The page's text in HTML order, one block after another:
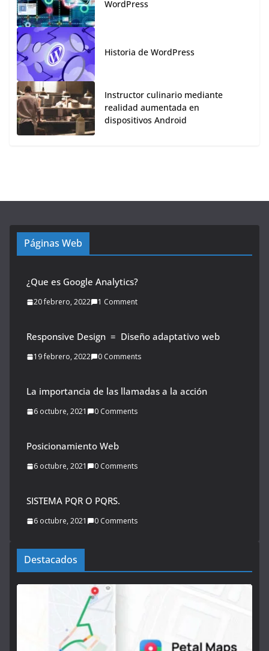
WordPress
Historia de WordPress
Instructor culinario mediante
realidad aumentada en
dispositivos Android
Páginas Web
¿Que es Google Analytics?
20 febrero, 2022 1 Comment
Responsive Design = Diseño adaptativo web
19 febrero, 2022 0 Comments
La importancia de las llamadas a la acción
6 octubre, 2021 0 Comments
Posicionamiento Web
6 octubre, 2021 0 Comments
SISTEMA PQR O PQRS.
6 octubre, 2021 0 Comments
Destacados